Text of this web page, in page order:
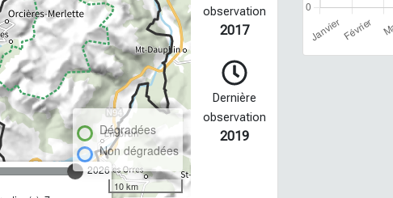
2026
Dégradées
Non dégradées
10 km
observation
2017
Dernière
observation
2019